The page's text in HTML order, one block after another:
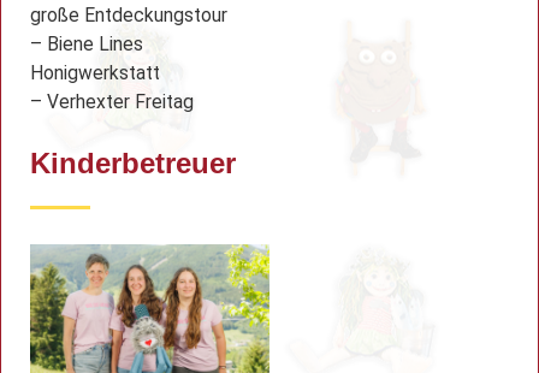
große Entdeckungstour
– Biene Lines
Honigwerkstatt
– Verhexter Freitag
Kinderbetreuer